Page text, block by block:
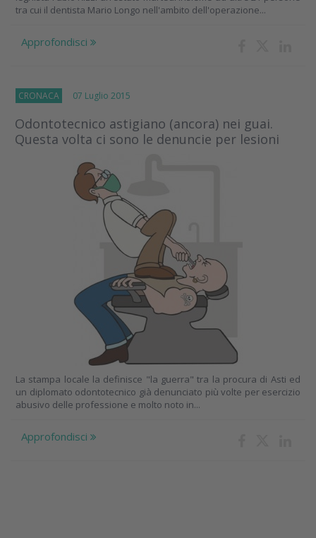
tra cui il dentista Mario Longo nell'ambito dell'operazione...
Approfondisci
CRONACA 07 Luglio 2015
Odontotecnico astigiano (ancora) nei guai.
Questa volta ci sono le denuncie per lesioni
La stampa locale la definisce "la guerra" tra la procura di Asti ed
un diplomato odontotecnico già denunciato più volte per esercizio
abusivo delle professione e molto noto in...
Approfondisci